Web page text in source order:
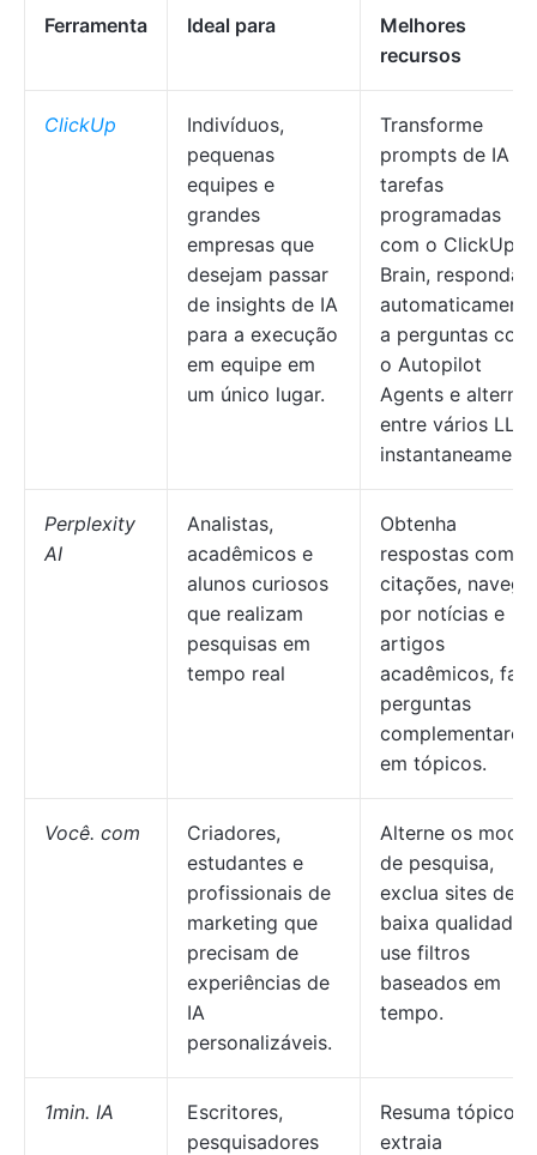
Ferramenta Ideal para
Melhores
recursos
ClickUp
Indivíduos,
pequenas
equipes e
grandes
empresas que
desejam passar
de insights de IA
para a execução
em equipe em
um único lugar.
Transforme
prompts de IA
tarefas
programadas
com o ClickUp
Brain, responda
automaticamente
a perguntas com
o Autopilot
Agents e alterne
entre vários
Perplexity
AI
Analistas,
acadêmicos e
alunos curiosos
que realizam
pesquisas em
tempo real
Obtenha
respostas com
citações,
por notícias e
artigos
acadêmicos,
perguntas
complementares
em tópicos.
Você. com
Criadores,
estudantes e
profissionais de
marketing que
precisam de
experiências de
IA
personalizáveis.
Alterne os
de pesquisa,
exclua sites de
baixa qualidade,
use filtros
baseados em
tempo.
1min. IA
Escritores,
pesquisadores
Resuma tópicos,
extraia